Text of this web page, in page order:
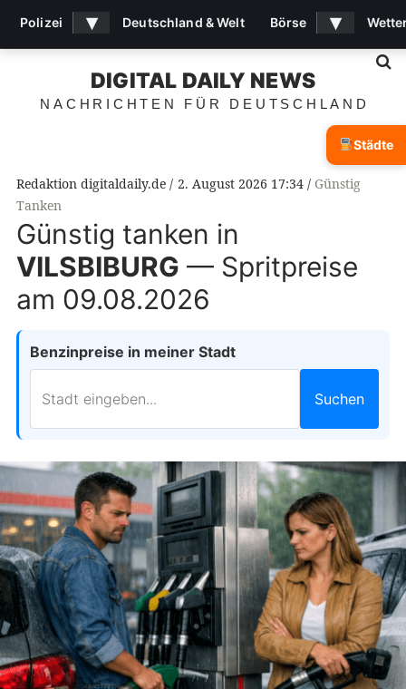
DIGITAL DAILY NEWS
NACHRICHTEN FÜR DEUTSCHLAND
Redaktion digitaldaily.de 2. August 2026 17:34
Günstig
Tanken
Günstig tanken in
VILSBIBURG — Spritpreise
am 09.08.2026
Benzinpreise in meiner Stadt
Suchen
Polizei ▾ Deutschland & Welt Börse ▾
Städte